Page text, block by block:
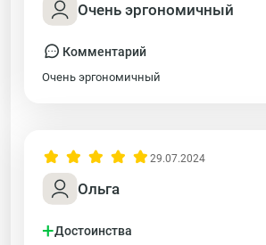
Очень эргономичный
Комментарий
Очень эргономичный
Ольга
29.07.2024
+Достоинства